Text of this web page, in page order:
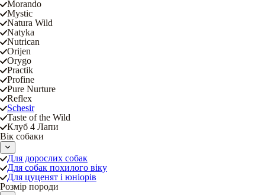
Morando
Mystic
Natura Wild
Natyka
Nutrican
Orijen
Orygo
Practik
Profine
Pure Nurture
Reflex
Schesir
Taste of the Wild
Клуб 4 Лапи
Вік собаки
Для дорослих собак
Для собак похилого віку
Для цуценят і юніорів
Розмір породи